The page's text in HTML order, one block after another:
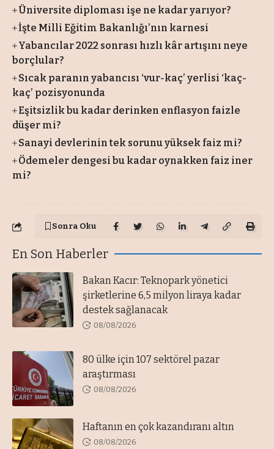
Üniversite diploması işe ne kadar yarıyor?
İşte Milli Eğitim Bakanlığı’nın karnesi
Yabancılar 2022 sonrası hızlı kâr artışını neye
borçlular?
Sıcak paranın yabancısı ‘vur-kaç’ yerlisi ‘kaç-
kaç’ pozisyonunda
Eşitsizlik bu kadar derinken enflasyon faizle
düşer mi?
Sanayi devlerinin tek sorunu yüksek faiz mi?
Ödemeler dengesi bu kadar oynakken faiz iner
mi?
Sonra Oku
En Son Haberler
Bakan Kacır: Teknopark yönetici
şirketlerine 6,5 milyon liraya kadar
destek sağlanacak
08/08/2026
80 ülke için 107 sektörel pazar
araştırması
08/08/2026
Haftanın en çok kazandıranı altın
08/08/2026